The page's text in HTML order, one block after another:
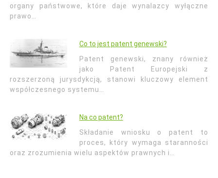
organy państwowe, które daje wynalazcy wyłączne
prawo…
Co to jest patent genewski?
Patent genewski, znany również
jako Patent Europejski z
rozszerzoną jurysdykcją, stanowi kluczowy element
współczesnego systemu…
Na co patent?
Składanie wniosku o patent to
proces, który wymaga staranności
oraz zrozumienia wielu aspektów prawnych i…